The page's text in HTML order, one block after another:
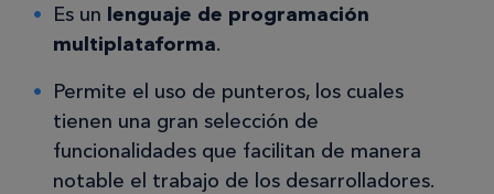
Es un lenguaje de programación
multiplataforma.
Permite el uso de punteros, los cuales
tienen una gran selección de
funcionalidades que facilitan de manera
notable el trabajo de los desarrolladores.